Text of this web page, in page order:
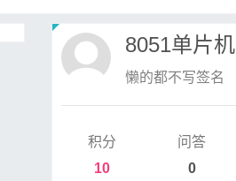
8051单片机
懒的都不写签名
积分
10
问答
0